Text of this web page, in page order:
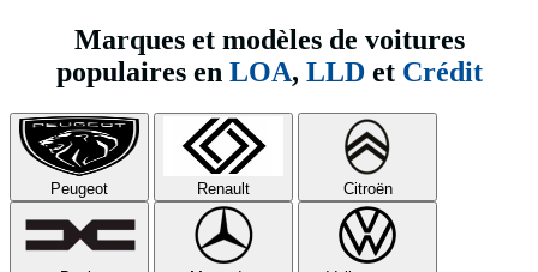
Marques et modèles de voitures
populaires en LOA, LLD et Crédit
Peugeot Renault Citroën